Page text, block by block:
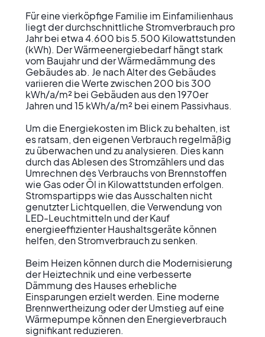
Für eine vierköpfige Familie im Einfamilienhaus
liegt der durchschnittliche Stromverbrauch pro
Jahr bei etwa 4.600 bis 5.500 Kilowattstunden
(kWh). Der Wärmeenergiebedarf hängt stark
vom Baujahr und der Wärmedämmung des
Gebäudes ab. Je nach Alter des Gebäudes
variieren die Werte zwischen 200 bis 300
kWh/a/m² bei Gebäuden aus den 1970er
Jahren und 15 kWh/a/m² bei einem Passivhaus.
Um die Energiekosten im Blick zu behalten, ist
es ratsam, den eigenen Verbrauch regelmäßig
zu überwachen und zu analysieren. Dies kann
durch das Ablesen des Stromzählers und das
Umrechnen des Verbrauchs von Brennstoffen
wie Gas oder Öl in Kilowattstunden erfolgen.
Stromspartipps wie das Ausschalten nicht
genutzter Lichtquellen, die Verwendung von
LED-Leuchtmitteln und der Kauf
energieeffizienter Haushaltsgeräte können
helfen, den Stromverbrauch zu senken.
Beim Heizen können durch die Modernisierung
der Heiztechnik und eine verbesserte
Dämmung des Hauses erhebliche
Einsparungen erzielt werden. Eine moderne
Brennwertheizung oder der Umstieg auf eine
Wärmepumpe können den Energieverbrauch
signifikant reduzieren.